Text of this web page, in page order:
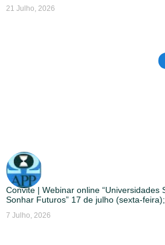
21 Julho, 2026
Convite | Webinar online “Universidades
Sonhar Futuros” 17 de julho (sexta-
7 Julho, 2026